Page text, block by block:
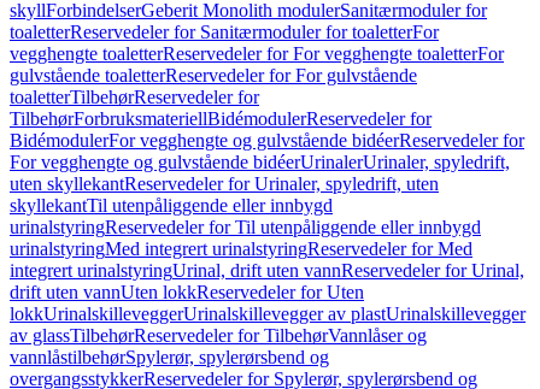
skyllForbindelserGeberit Monolith modulerSanitærmoduler for
toaletterReservedeler for Sanitærmoduler for toaletterFor
vegghengte toaletterReservedeler for For vegghengte toaletterFor
gulvstående toaletterReservedeler for For gulvstående
toaletterTilbehørReservedeler for
TilbehørForbruksmateriellBidémodulerReservedeler for
BidémodulerFor vegghengte og gulvstående bidéerReservedeler for
For vegghengte og gulvstående bidéerUrinalerUrinaler, spyledrift,
uten skyllekantReservedeler for Urinaler, spyledrift, uten
skyllekantTil utenpåliggende eller innbygd
urinalstyringReservedeler for Til utenpåliggende eller innbygd
urinalstyringMed integrert urinalstyringReservedeler for Med
integrert urinalstyringUrinal, drift uten vannReservedeler for Urinal,
drift uten vannUten lokkReservedeler for Uten
lokkUrinalskilleveggerUrinalskillevegger av plastUrinalskillevegger
av glassTilbehørReservedeler for TilbehørVannlåser og
vannlåstilbehørSpylerør, spylerørsbend og
overgangsstykkerReservedeler for Spylerør, spylerørsbend og